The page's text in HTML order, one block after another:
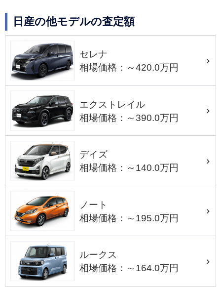
日産の他モデルの査定額
セレナ
相場価格：～420.0万円
エクストレイル
相場価格：～390.0万円
デイズ
相場価格：～140.0万円
ノート
相場価格：～195.0万円
ルークス
相場価格：～164.0万円